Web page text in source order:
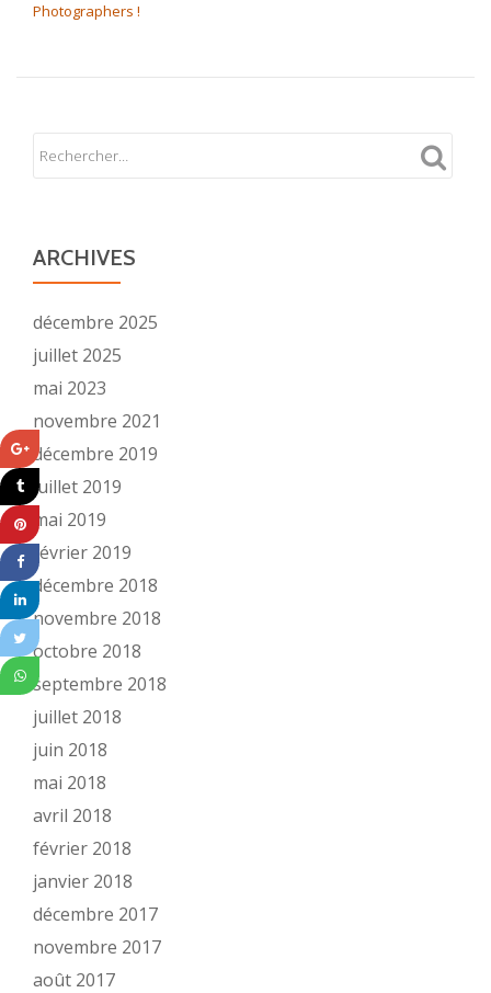
Photographers !
ARCHIVES
décembre 2025
juillet 2025
mai 2023
novembre 2021
décembre 2019
juillet 2019
mai 2019
février 2019
décembre 2018
novembre 2018
octobre 2018
septembre 2018
juillet 2018
juin 2018
mai 2018
avril 2018
février 2018
janvier 2018
décembre 2017
novembre 2017
août 2017